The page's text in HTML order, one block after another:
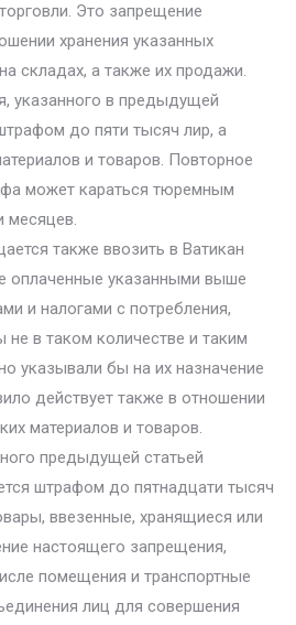
Это запрещение
хранения указанных
складах, а также их продажи.
указанного в предыдущей
до пяти тысяч лир, а
и товаров. Повторное
может караться тюремным
месяцев.
также ввозить в Ватикан
оплаченные указанными выше
и налогами с потребления,
в таком количестве и таким
указывали бы на их назначение
действует также в отношении
материалов и товаров.
предыдущей статьей
штрафом до пятнадцати тысяч
ввезенные, хранящиеся или
настоящего запрещения,
помещения и транспортные
лиц для совершения